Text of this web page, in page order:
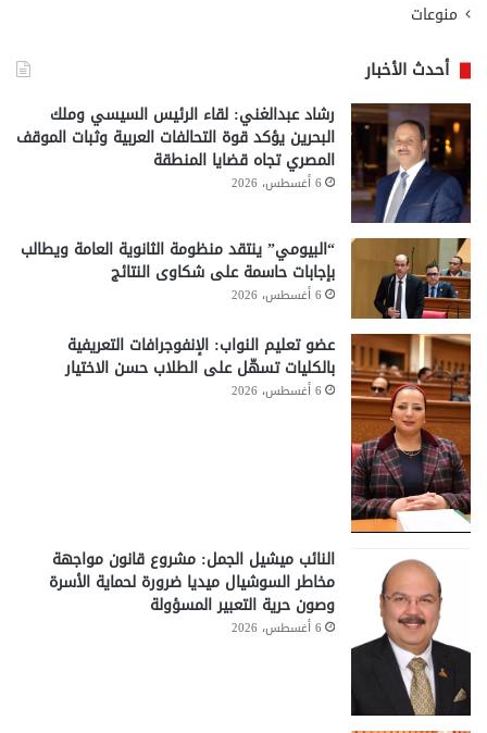
منوعات
أحدث الأخبار
رشاد عبدالغني: لقاء الرئيس السيسي وملك
البحرين يؤكد قوة التحالفات العربية وثبات الموقف
المصري تجاه قضايا المنطقة
6 أغسطس، 2026
“البيومي” ينتقد منظومة الثانوية العامة ويطالب
بإجابات حاسمة على شكاوى النتائج
6 أغسطس، 2026
عضو تعليم النواب: الإنفوجرافات التعريفية
بالكليات تسهّل على الطلاب حسن الاختيار
6 أغسطس، 2026
النائب ميشيل الجمل: مشروع قانون مواجهة
مخاطر السوشيال ميديا ضرورة لحماية الأسرة
وصون حرية التعبير المسؤولة
6 أغسطس، 2026